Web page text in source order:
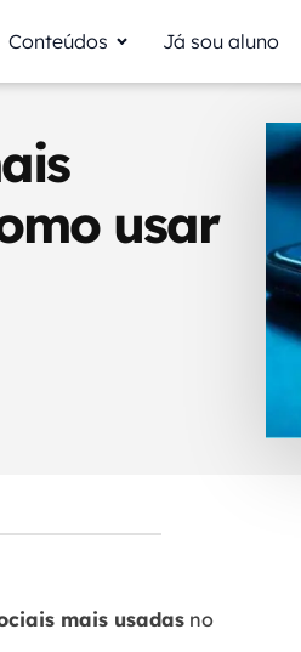
Conteúdos Já sou aluno
usar
mais usadas no